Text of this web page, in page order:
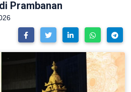
Prambanan